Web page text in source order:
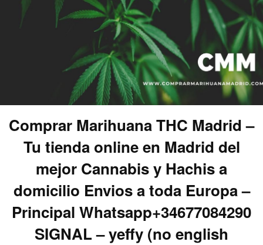
Comprar Marihuana THC Madrid –
Tu tienda online en Madrid del
mejor Cannabis y Hachis a
domicilio Envios a toda Europa –
Principal Whatsapp+34677084290
SIGNAL – yeffy (no english